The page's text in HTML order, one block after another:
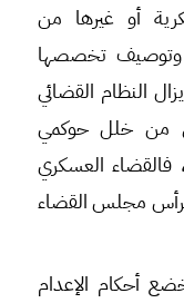
أو غيرها من
وتوصيف تخصصها
النظام القضائي
من خلل حوكمي
فالقضاء العسكري
يرأس مجلس القضاء
أحكام الإعدام